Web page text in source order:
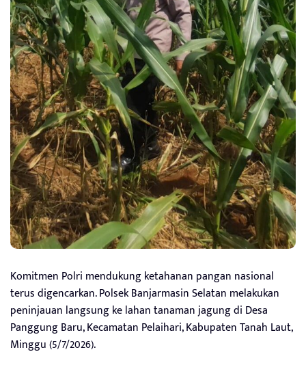
Komitmen Polri mendukung ketahanan pangan nasional
terus digencarkan. Polsek Banjarmasin Selatan melakukan
peninjauan langsung ke lahan tanaman jagung di Desa
Panggung Baru, Kecamatan Pelaihari, Kabupaten Tanah Laut,
Minggu (5/7/2026).